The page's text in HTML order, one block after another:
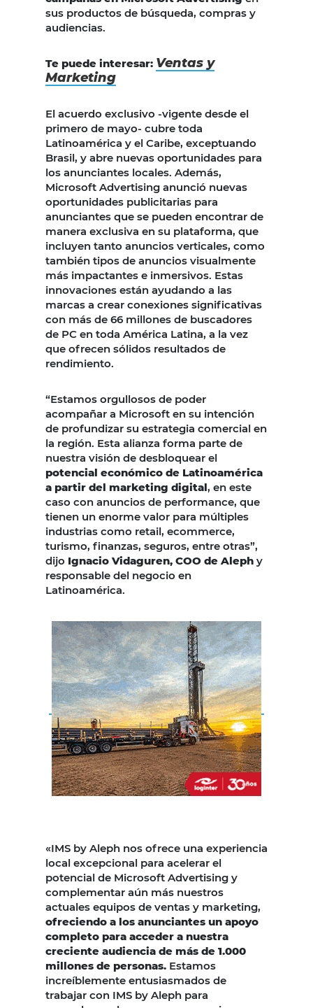
sus productos de búsqueda, compras y
audiencias.
Te puede interesar: Ventas y
Marketing
El acuerdo exclusivo -vigente desde el
primero de mayo- cubre toda
Latinoamérica y el Caribe, exceptuando
Brasil, y abre nuevas oportunidades para
los anunciantes locales. Además,
Microsoft Advertising anunció nuevas
oportunidades publicitarias para
anunciantes que se pueden encontrar de
manera exclusiva en su plataforma, que
incluyen tanto anuncios verticales, como
también tipos de anuncios visualmente
más impactantes e inmersivos. Estas
innovaciones están ayudando a las
marcas a crear conexiones significativas
con más de 66 millones de buscadores
de PC en toda América Latina, a la vez
que ofrecen sólidos resultados de
rendimiento.
“Estamos orgullosos de poder
acompañar a Microsoft en su intención
de profundizar su estrategia comercial en
la región. Esta alianza forma parte de
nuestra visión de desbloquear el
potencial económico de Latinoamérica
a partir del marketing digital, en este
caso con anuncios de performance, que
tienen un enorme valor para múltiples
industrias como retail, ecommerce,
turismo, finanzas, seguros, entre otras”,
dijo Ignacio Vidaguren, COO de Aleph y
responsable del negocio en
Latinoamérica.
«IMS by Aleph nos ofrece una experiencia
local excepcional para acelerar el
potencial de Microsoft Advertising y
complementar aún más nuestros
actuales equipos de ventas y marketing,
ofreciendo a los anunciantes un apoyo
completo para acceder a nuestra
creciente audiencia de más de 1.000
millones de personas. Estamos
increíblemente entusiasmados de
trabajar con IMS by Aleph para